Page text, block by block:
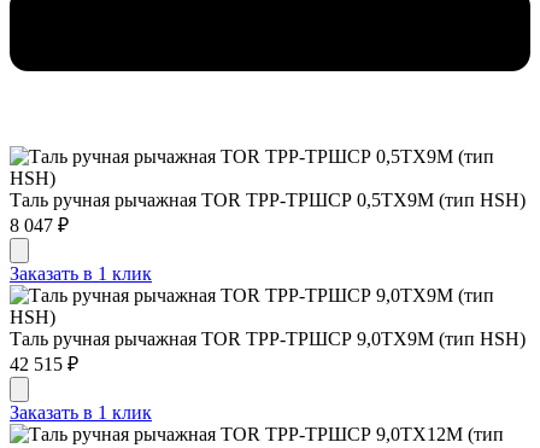
Таль ручная рычажная TOR ТРР-ТРШСР 0,5ТХ9М (тип HSH)
8 047 ₽
Заказать в 1 клик
Таль ручная рычажная TOR ТРР-ТРШСР 9,0ТХ9М (тип HSH)
42 515 ₽
Заказать в 1 клик